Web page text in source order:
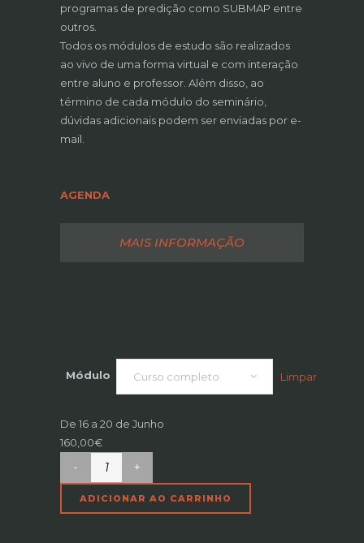
programas de predição como SUBMAP entre
outros.
Todos os módulos de estudo são realizados
ao vivo de uma forma virtual e com interação
entre aluno e professor. Além disso, ao
término de cada módulo do seminário,
dúvidas adicionais podem ser enviadas por e-
mail.
AGENDA
MAIS INFORMAÇÃO
Módulo Curso completo Limpar
De 16 a 20 de Junho
160,00€
Operador
RiTAADICIONAR AO CARRINHO